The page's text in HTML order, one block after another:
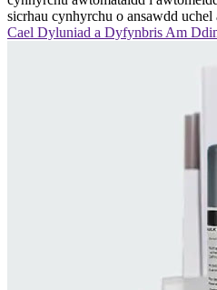
sicrhau cynhyrchu o ansawdd uchel
Cael Dyluniad a Dyfynbris Am